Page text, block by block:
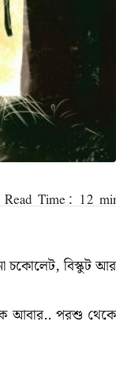
চকোলেট, বিস্কুট আর
আবার.. পরশু থেকে